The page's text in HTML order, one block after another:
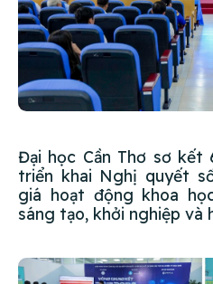
Đại học Cần Thơ sơ kết
triển khai Nghị quyết
giá hoạt động khoa
sáng tạo, khởi nghiệp và